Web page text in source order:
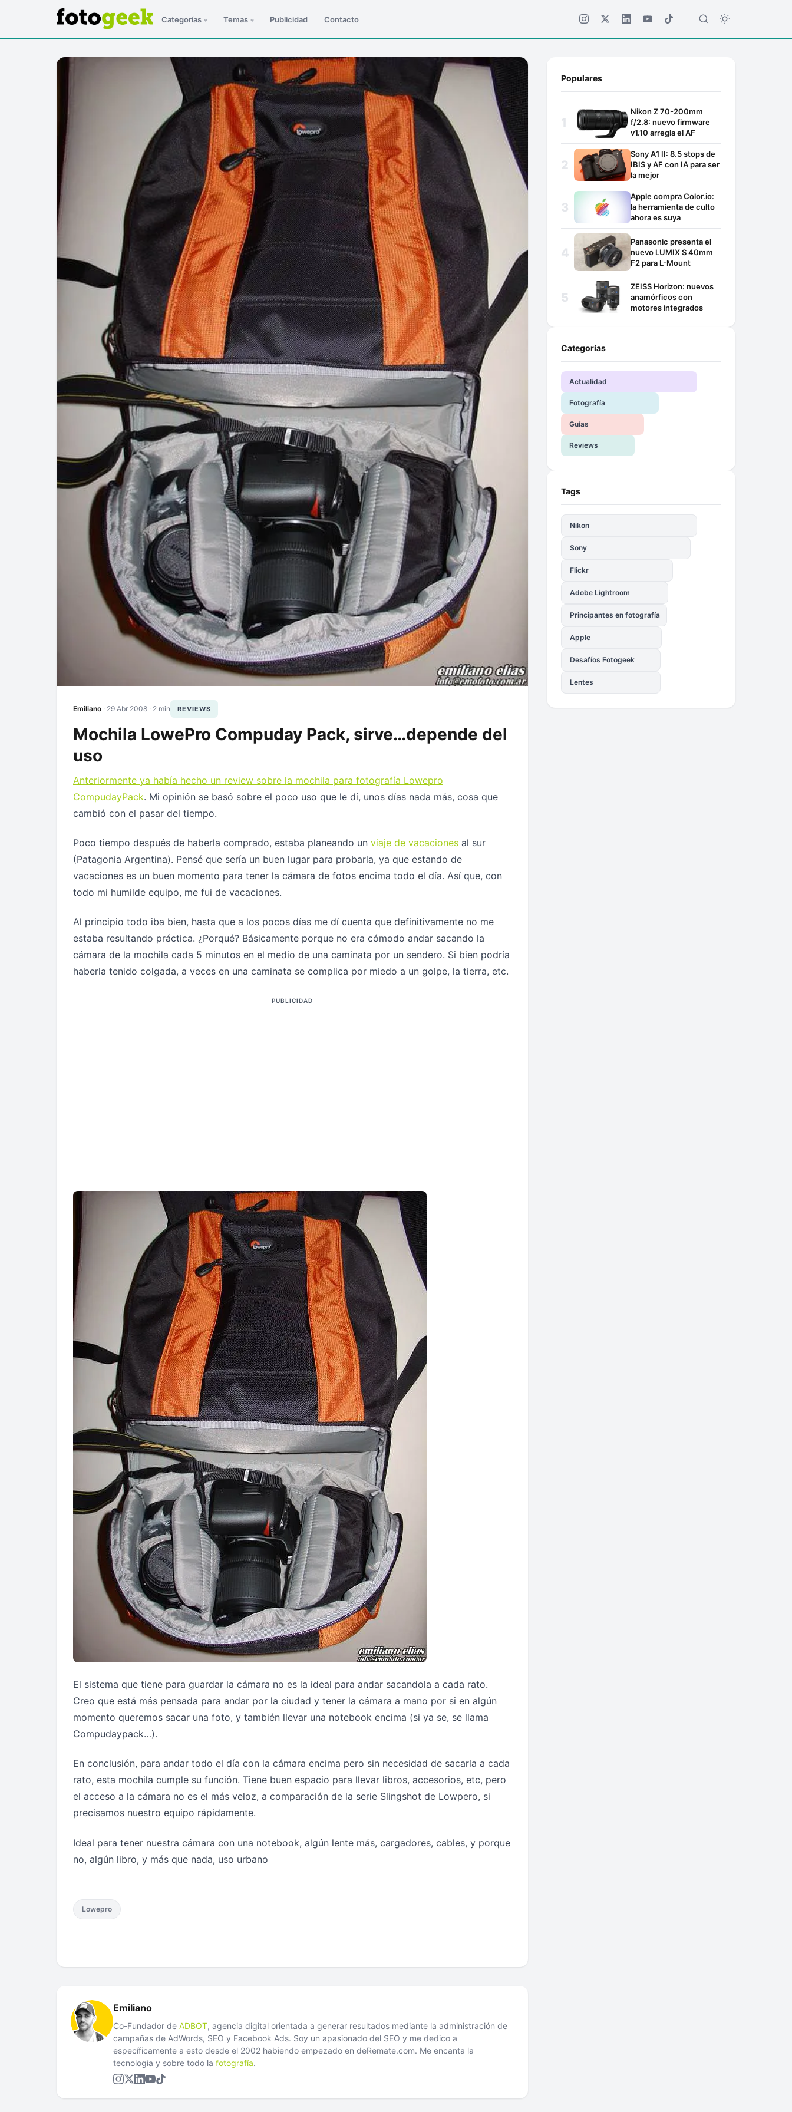
Categorías Temas Publicidad Contacto
ESC
Emiliano · 29 Abr 2008 · 2 min REVIEWS
Mochila LowePro Compuday Pack, sirve…depende del
uso
Anteriormente ya había hecho un review sobre la mochila para fotografía Lowepro
CompudayPack. Mi opinión se basó sobre el poco uso que le dí, unos días nada más, cosa que
cambió con el pasar del tiempo.
Poco tiempo después de haberla comprado, estaba planeando un viaje de vacaciones al sur
(Patagonia Argentina). Pensé que sería un buen lugar para probarla, ya que estando de
vacaciones es un buen momento para tener la cámara de fotos encima todo el día. Así que, con
todo mi humilde equipo, me fui de vacaciones.
Al principio todo iba bien, hasta que a los pocos días me dí cuenta que definitivamente no me
estaba resultando práctica. ¿Porqué? Básicamente porque no era cómodo andar sacando la
cámara de la mochila cada 5 minutos en el medio de una caminata por un sendero. Si bien podría
haberla tenido colgada, a veces en una caminata se complica por miedo a un golpe, la tierra, etc.
PUBLICIDAD
El sistema que tiene para guardar la cámara no es la ideal para andar sacandola a cada rato.
Creo que está más pensada para andar por la ciudad y tener la cámara a mano por si en algún
momento queremos sacar una foto, y también llevar una notebook encima (si ya se, se llama
Compudaypack…).
En conclusión, para andar todo el día con la cámara encima pero sin necesidad de sacarla a cada
rato, esta mochila cumple su función. Tiene buen espacio para llevar libros, accesorios, etc, pero
el acceso a la cámara no es el más veloz, a comparación de la serie Slingshot de Lowpero, si
precisamos nuestro equipo rápidamente.
Ideal para tener nuestra cámara con una notebook, algún lente más, cargadores, cables, y porque
no, algún libro, y más que nada, uso urbano
Lowepro
Emiliano
Co-Fundador de ADBOT, agencia digital orientada a generar resultados mediante la administración de
campañas de AdWords, SEO y Facebook Ads. Soy un apasionado del SEO y me dedico a
específicamente a esto desde el 2002 habiendo empezado en deRemate.com. Me encanta la
tecnología y sobre todo la fotografía.
Populares
Nikon Z 70-200mm
f/2.8: nuevo firmware
v1.10 arregla el AF
Sony A1 II: 8.5 stops de
IBIS y AF con IA para ser
la mejor
Apple compra Color.io:
la herramienta de culto
ahora es suya
Panasonic presenta el
nuevo LUMIX S 40mm
F2 para L-Mount
ZEISS Horizon: nuevos
anamórficos con
motores integrados
Categorías
Actualidad
Fotografía
Guías
Reviews
Tags
Nikon
Sony
Flickr
Adobe Lightroom
Principantes en fotografía
Apple
Desafíos Fotogeek
Lentes